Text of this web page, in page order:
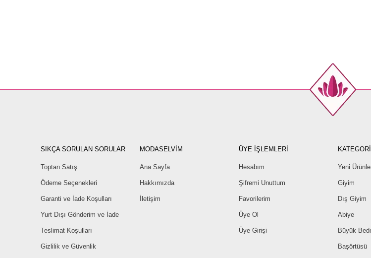
SIKÇA SORULAN SORULAR
Toptan Satış
Ödeme Seçenekleri
Garanti ve İade Koşulları
Yurt Dışı Gönderim ve İade
Teslimat Koşulları
Gizlilik ve Güvenlik
MODASELVİM
Ana Sayfa
Hakkımızda
İletişim
ÜYE İŞLEMLERİ
Hesabım
Şifremi Unuttum
Favorilerim
Üye Ol
Üye Girişi
Yeni
Giyim
Dış Giyim
Abiye
Büyük
Başörtüsü